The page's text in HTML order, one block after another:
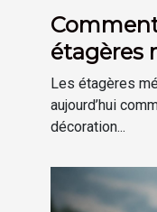
étagères
une déco
Les étagères
aujourd’hui
décoration...